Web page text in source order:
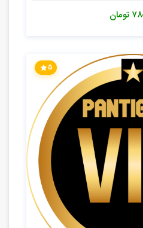
تومان
5